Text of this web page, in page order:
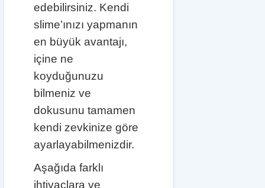
edebilirsiniz. Kendi
slime’ınızı yapmanın
en büyük avantajı,
içine ne
koyduğunuzu
bilmeniz ve
dokusunu tamamen
kendi zevkinize göre
ayarlayabilmenizdir.
Aşağıda farklı
ihtiyaçlara ve